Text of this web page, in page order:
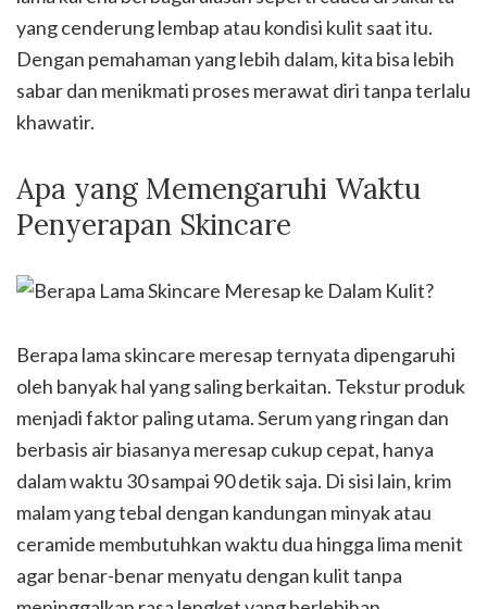
yang cenderung lembap atau kondisi kulit saat itu.
Dengan pemahaman yang lebih dalam, kita bisa lebih
sabar dan menikmati proses merawat diri tanpa terlalu
khawatir.
Apa yang Memengaruhi Waktu
Penyerapan Skincare
Berapa lama skincare meresap ternyata dipengaruhi
oleh banyak hal yang saling berkaitan. Tekstur produk
menjadi faktor paling utama. Serum yang ringan dan
berbasis air biasanya meresap cukup cepat, hanya
dalam waktu 30 sampai 90 detik saja. Di sisi lain, krim
malam yang tebal dengan kandungan minyak atau
ceramide membutuhkan waktu dua hingga lima menit
agar benar-benar menyatu dengan kulit tanpa